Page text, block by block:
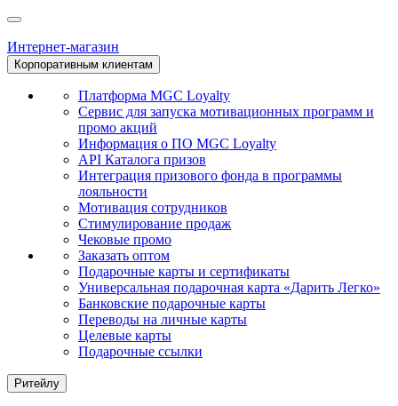
Интернет-магазин
Корпоративным клиентам
Платформа MGC Loyalty
Сервис для запуска мотивационных программ и
промо акций
Информация о ПО MGC Loyalty
API Каталога призов
Интеграция призового фонда в программы
лояльности
Мотивация сотрудников
Стимулирование продаж
Чековые промо
Заказать оптом
Подарочные карты и сертификаты
Универсальная подарочная карта «Дарить Легко»
Банковские подарочные карты
Переводы на личные карты
Целевые карты
Подарочные ссылки
Ритейлу